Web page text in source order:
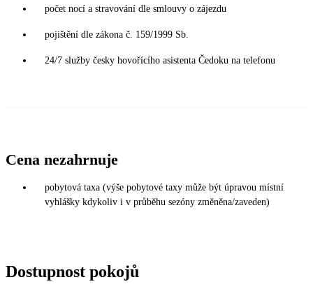
počet nocí a stravování dle smlouvy o zájezdu
pojištění dle zákona č. 159/1999 Sb.
24/7 služby česky hovořícího asistenta Čedoku na telefonu
Cena nezahrnuje
pobytová taxa (výše pobytové taxy může být úpravou místní
vyhlášky kdykoliv i v průběhu sezóny změněna/zaveden)
Dostupnost pokojů